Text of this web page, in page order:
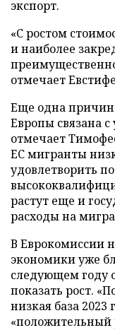
экспорт.
«С ростом
и наиболее
отмечает
Еще одна
Европы связана
отмечает
ЕС мигранты
удовлетворить
растут еще и
расходы на
В Еврокомиссии
экономики уже
следующем году
показать рост.
низкая база 2023
«положительный